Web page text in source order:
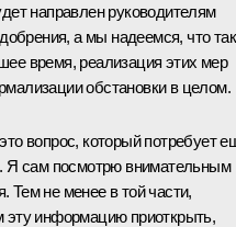
направлен руководителям
а мы надеемся, что
время, реализация этих мер
обстановки в целом.
вопрос, который потребует
Я сам посмотрю внимательным
Тем не менее в той части,
эту информацию приоткрыть,